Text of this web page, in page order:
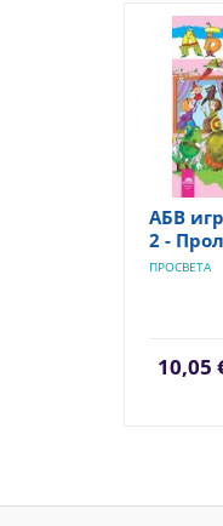
АБВ
2 -
ПРОСВЕТА
10,05